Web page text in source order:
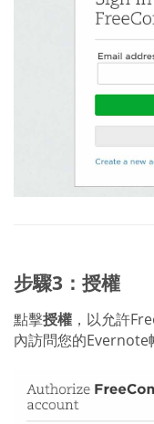
步驟3：授權
點擊授權 ，以允許
內訪問您的Evernote